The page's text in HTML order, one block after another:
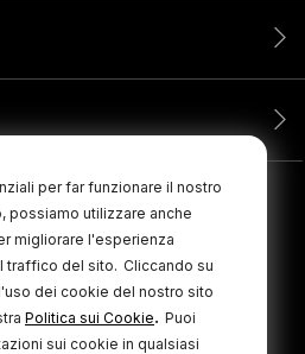
per far funzionare il nostro
possiamo utilizzare anche
migliorare l'esperienza
traffico del sito. Cliccando su
dei cookie del nostro sito
Politica sui Cookie. Puoi
sui cookie in qualsiasi